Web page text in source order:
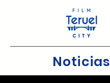
Noticias